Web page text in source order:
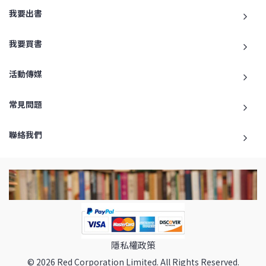
我要出書
我要買書
活動傳媒
常見問題
聯絡我們
隱私權政策
© 2026 Red Corporation Limited. All Rights Reserved.